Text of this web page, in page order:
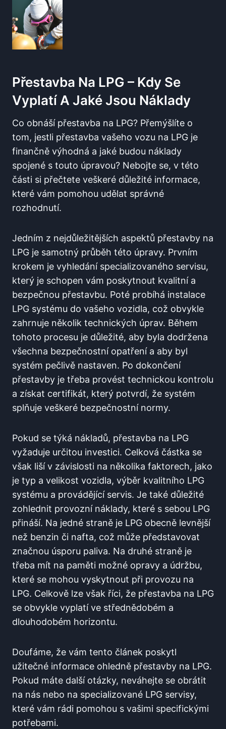
Přestavba⁤ Na LPG​ – Kdy‌ Se
Vyplatí A Jaké⁢ Jsou⁤ Náklady
Co obnáší přestavba ⁤na​ LPG? Přemýšlíte o‌
tom, jestli ⁢přestavba vašeho⁣ vozu na LPG je
⁢finančně výhodná a ‌jaké budou náklady
spojené s touto úpravou? ⁣Nebojte se, v ⁣této
části si přečtete veškeré důležité informace,⁣
které vám​ pomohou udělat⁣ správné
rozhodnutí.
Jedním z nejdůležitějších aspektů‍ přestavby na⁣
LPG je‌ samotný průběh⁢ této úpravy. Prvním
krokem je ⁣vyhledání specializovaného servisu,
který ​je schopen ⁢vám poskytnout kvalitní​ a⁢
bezpečnou⁢ přestavbu. Poté probíhá instalace
LPG systému ‍do vašeho⁤ vozidla,⁣ což ​obvykle
zahrnuje⁣ několik‌ technických ​úprav. Během
tohoto procesu je⁤ důležité, aby byla dodržena
⁢všechna bezpečnostní‌ opatření a aby byl
systém pečlivě nastaven. Po dokončení
přestavby je třeba provést technickou kontrolu
a získat certifikát, ⁣který potvrdí, že systém
splňuje veškeré bezpečnostní ‍normy.
Pokud se týká nákladů, ‍přestavba na LPG
vyžaduje určitou investici. Celková‍ částka ‌se
⁢však liší v závislosti na několika faktorech, jako
je ⁣typ a velikost⁣ vozidla, výběr kvalitního LPG
systému‌ a provádějící servis. Je také důležité
⁢zohlednit provozní ⁤náklady, které s sebou LPG
⁢přináší. Na⁤ jedné straně je LPG obecně levnější
než⁢ benzin či ⁣nafta, ​což může představovat
značnou úsporu paliva. Na ⁤druhé ⁣straně je
třeba mít‌ na paměti možné opravy a ⁢údržbu,
které se mohou‌ vyskytnout při ‍provozu na⁣
LPG. Celkově lze však říci, že přestavba ⁢na LPG
se obvykle vyplatí ve⁤ střednědobém a ​
dlouhodobém ‌horizontu.
Doufáme, že​ vám ‍tento článek poskytl
užitečné informace ⁢ohledně přestavby na LPG.
Pokud⁤ máte další​ otázky, neváhejte se ⁢obrátit⁣
na ⁢nás nebo na specializované LPG servisy,
které ⁣vám rádi pomohou s vašimi ⁢specifickými‍
potřebami.